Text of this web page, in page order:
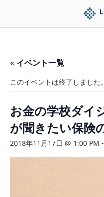
« イベント一覧
このイベントは終了しました。
お金の学校ダイ
が聞きたい保険
2018年11月17日 @ 1:00 PM -